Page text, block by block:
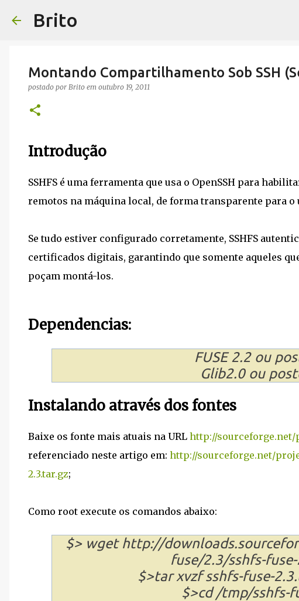
Brito
Montando Compartilhamento Sob SSH
postado por Brito em outubro 19, 2011
Introdução
SSHFS é uma ferramenta que usa o OpenSSH para
remotos na máquina local, de forma transparente para o
Se tudo estiver configurado corretamente, SSHFS
certificados digitais, garantindo que somente aqueles
poçam montá-los.
Dependencias:
FUSE 2.2 ou
Glib2.0 ou
Instalando através dos fontes
Baixe os fonte mais atuais na URL http://
referenciado neste artigo em: http://sourceforge.net/
2.3.tar.gz;
Como root execute os comandos abaixo:
$> wget http://
fuse/2.3/sshfs-
$>tar xvzf sshfs-fuse-
$>cd /tmp/sshfs-